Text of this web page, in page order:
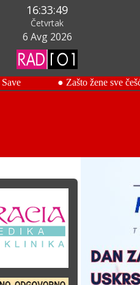
16:33:50
Četvrtak
6 Avg 2026